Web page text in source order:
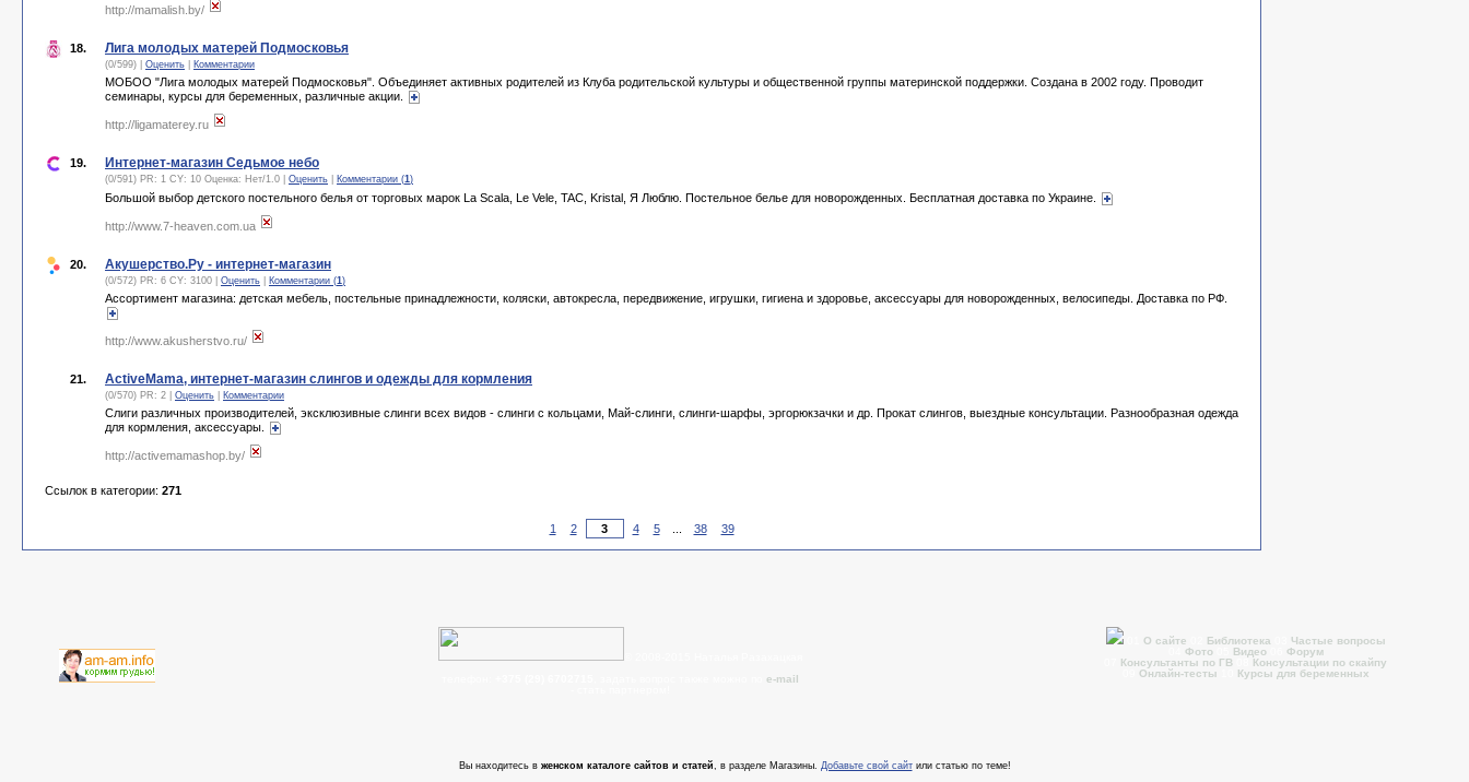
http://mamalish.by/
18. Лига молодых матерей Подмосковья
(0/599) | Оценить Комментарии
МОБОО "Лига молодых матерей Подмосковья". Объединяет активных родителей из Клуба родительской культуры и общественной группы материнской поддержки. Создана в 2002 году. Проводит
семинары, курсы для беременных, различные акции.
http://ligamaterey.ru
19. Интернет-магазин Седьмое небо
(0/591) PR: 1 CY: 10 Оценка: Нет/1.0 Оценить Комментарии (1)
Большой выбор детского постельного белья от торговых марок La Scala, Le Vele, TAC, Kristal, Я Люблю. Постельное белье для новорожденных. Бесплатная доставка по Украине.
http://www.7-heaven.com.ua
20. Акушерство.Ру - интернет-магазин
(0/572) PR: 6 CY: 3100 | Оценить Комментарии (1)
Ассортимент магазина: детская мебель, постельные принадлежности, коляски, автокресла, передвижение, игрушки, гигиена и здоровье, аксессуары для новорожденных, велосипеды. Доставка по РФ.
http://www.akusherstvo.ru/
21. ActiveMama, интернет-магазин слингов и одежды для кормления
(0/570) PR: 2 | Оценить Комментарии
Слиги различных производителей, эксклюзивные слинги всех видов - слинги с кольцами, Май-слинги, слинги-шарфы, эргорюкзачки и др. Прокат слингов, выездные консультации. Разнообразная одежда
для кормления, аксессуары.
http://activemamashop.by/
Ссылок в категории: 271
1 2 4 5 38 39
e-mail
01 О сайте Библиотека
Частые вопросы
Фото05 Видео06 Форум
Консультанты по ГВ
Консультации по скайпу
Онлайн-тесты Курсы для беременных
Вы находитесь в женском каталоге сайтов и статей, в разделе Магазины. Добавьте свой сайтили статью по теме!